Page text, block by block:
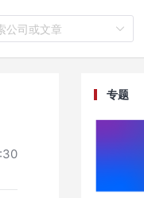
公司或文章
专题